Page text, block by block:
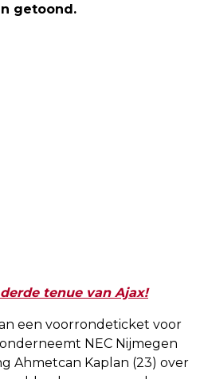
getoond.
tenue van Ajax!
een voorrondeticket voor
NEC Nijmegen
Ahmetcan Kaplan (23) over